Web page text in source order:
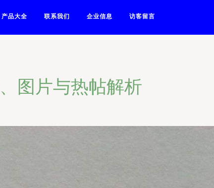
产品大全 联系我们 企业信息 访客留言
图片与热帖解析